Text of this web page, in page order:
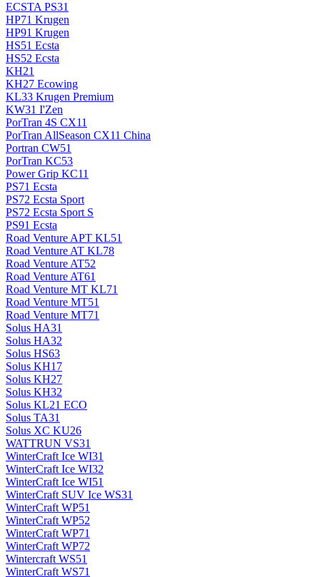
ECSTA PS31
HP71 Krugen
HP91 Krugen
HS51 Ecsta
HS52 Ecsta
KH21
KH27 Ecowing
KL33 Krugen Premium
KW31 I'Zen
PorTran 4S CX11
PorTran AllSeason CX11 China
Portran CW51
PorTran KC53
Power Grip KC11
PS71 Ecsta
PS72 Ecsta Sport
PS72 Ecsta Sport S
PS91 Ecsta
Road Venture APT KL51
Road Venture AT KL78
Road Venture AT52
Road Venture AT61
Road Venture MT KL71
Road Venture MT51
Road Venture MT71
Solus HA31
Solus HA32
Solus HS63
Solus KH17
Solus KH27
Solus KH32
Solus KL21 ECO
Solus TA31
Solus XC KU26
WATTRUN VS31
WinterCraft Ice WI31
WinterCraft Ice WI32
WinterCraft Ice WI51
WinterCraft SUV Ice WS31
WinterCraft WP51
WinterCraft WP52
WinterCraft WP71
WinterCraft WP72
Wintercraft WS51
WinterCraft WS71